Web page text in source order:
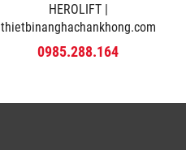
HEROLIFT |
thietbinanghachankhong.com
0985.288.164